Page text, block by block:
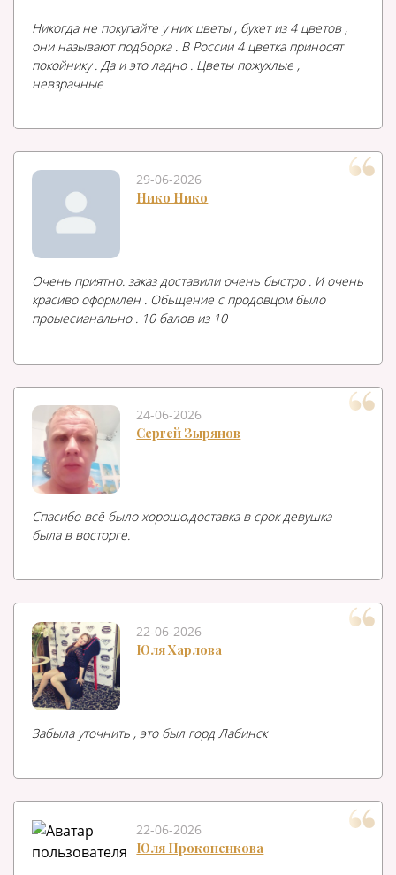
Никогда не покупайте у них цветы , букет из 4 цветов ,
они называют подборка . В России 4 цветка приносят
покойнику . Да и это ладно . Цветы пожухлые ,
невзрачные
29-06-2026
Нико Нико
Очень приятно. заказ доставили очень быстро . И очень
красиво оформлен . Обьщение с продовцом было
проыесианально . 10 балов из 10
24-06-2026
Сергей Зырянов
Спасибо всё было хорошо,доставка в срок девушка
была в восторге.
22-06-2026
Юля Харлова
Забыла уточнить , это был горд Лабинск
22-06-2026
Юля Прокопенкова